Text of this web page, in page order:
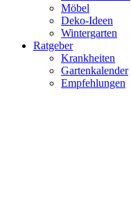
Möbel
Deko-Ideen
Wintergarten
Ratgeber
Krankheiten
Gartenkalender
Empfehlungen